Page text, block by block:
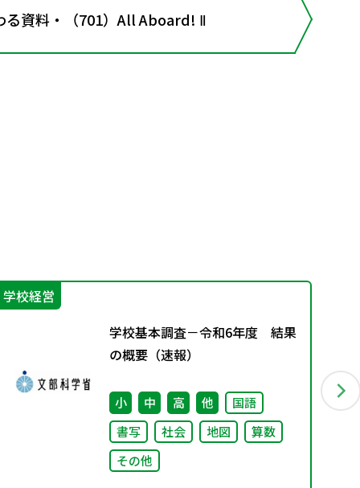
教科書全体にかかわる資料・（701）All Aboard! Ⅱ
学校経営
学校基本調査－令和6年度 結果
の概要（速報）
小 中 高 他
国語
書写
社会 地図
算数
その他